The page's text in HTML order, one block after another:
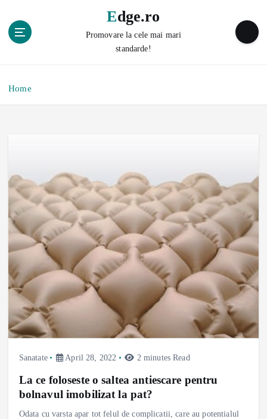
Edge.ro
Promovare la cele mai mari
standarde!
Home
Sanatate April 28, 2022 2 minutes Read
La ce foloseste o saltea antiescare pentru
bolnavul imobilizat la pat?
Odata cu varsta apar tot felul de complicatii, care au potentialul